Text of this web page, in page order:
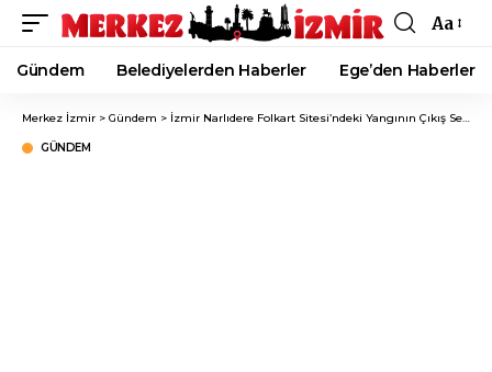
Font
Resizer
Aa
Gündem Belediyelerden Haberler Ege’den Haberler
Merkez İzmir > Gündem > İzmir Narlıdere Folkart Sitesi’ndeki Yangının Çıkış Sebebi Belli Oldu!
GÜNDEM